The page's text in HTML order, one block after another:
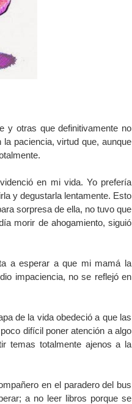
y otras que definitivamente no
paciencia, virtud que, aunque
en mi vida. Yo prefería
y degustarla lentamente. Esto
sorpresa de ella, no tuvo que
morir de ahogamiento, siguió
a esperar a que mi mamá la
impaciencia, no se reflejó en
de la vida obedeció a que las
difícil poner atención a algo
temas totalmente ajenos a la
en el paradero del bus
a no leer libros porque se